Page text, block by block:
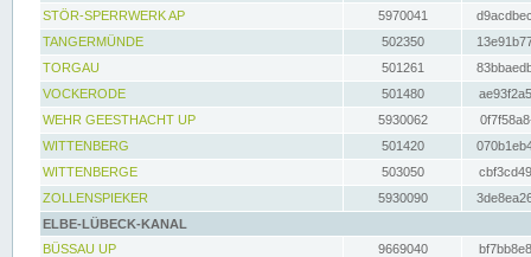
STÖR-SPERRWERK AP 5970041
TANGERMÜNDE
502350
TORGAU
501261
VOCKERODE
501480
WEHR GEESTHACHT UP
5930062
WITTENBERG
501420
WITTENBERGE
503050
ZOLLENSPIEKER
5930090
ELBE-LÜBECK-KANAL
BÜSSAU UP
9669040